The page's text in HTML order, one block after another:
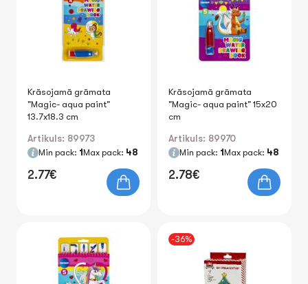
Krāsojamā grāmata
"Magic- aqua paint"
13.7x18.3 cm
Artikuls: 89973
Min pack: 1Max pack: 48
2.77€
Krāsojamā grāmata
"Magic- aqua paint" 15x20
cm
Artikuls: 89970
Min pack: 1Max pack: 48
2.78€
-36%